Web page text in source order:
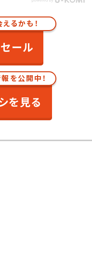
るかも！
ール
を公開中！
を見る